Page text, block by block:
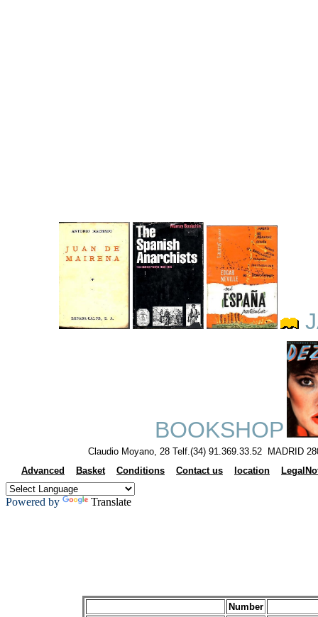
BOOKSHOP
Claudio Moyano, 28 Telf.(34) 91.369.33.52 MADRID
Advanced
Basket Conditions Contact us location
Powered by Translate
Number